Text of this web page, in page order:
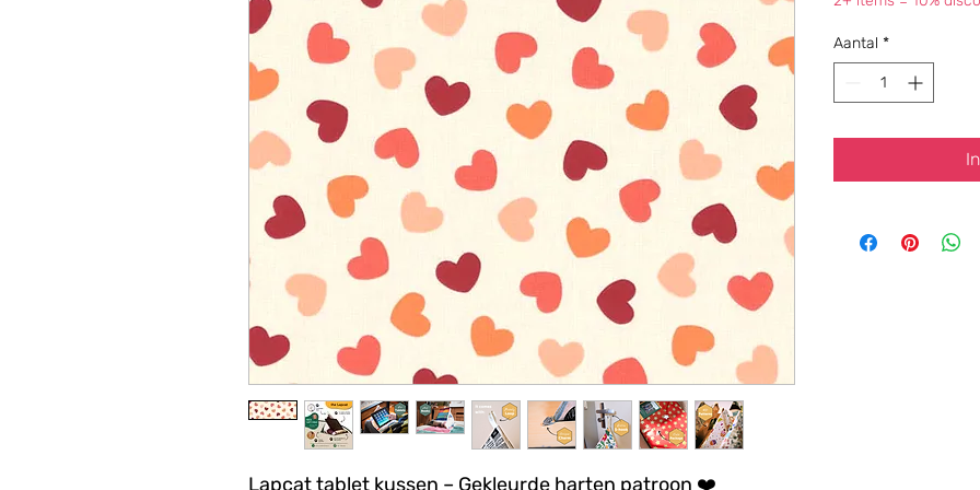
Lapcat tablet kussen – Gekleurde harten patroon ❤️
Aantal *